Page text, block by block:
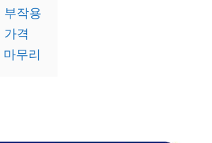
부작용
가격
무리